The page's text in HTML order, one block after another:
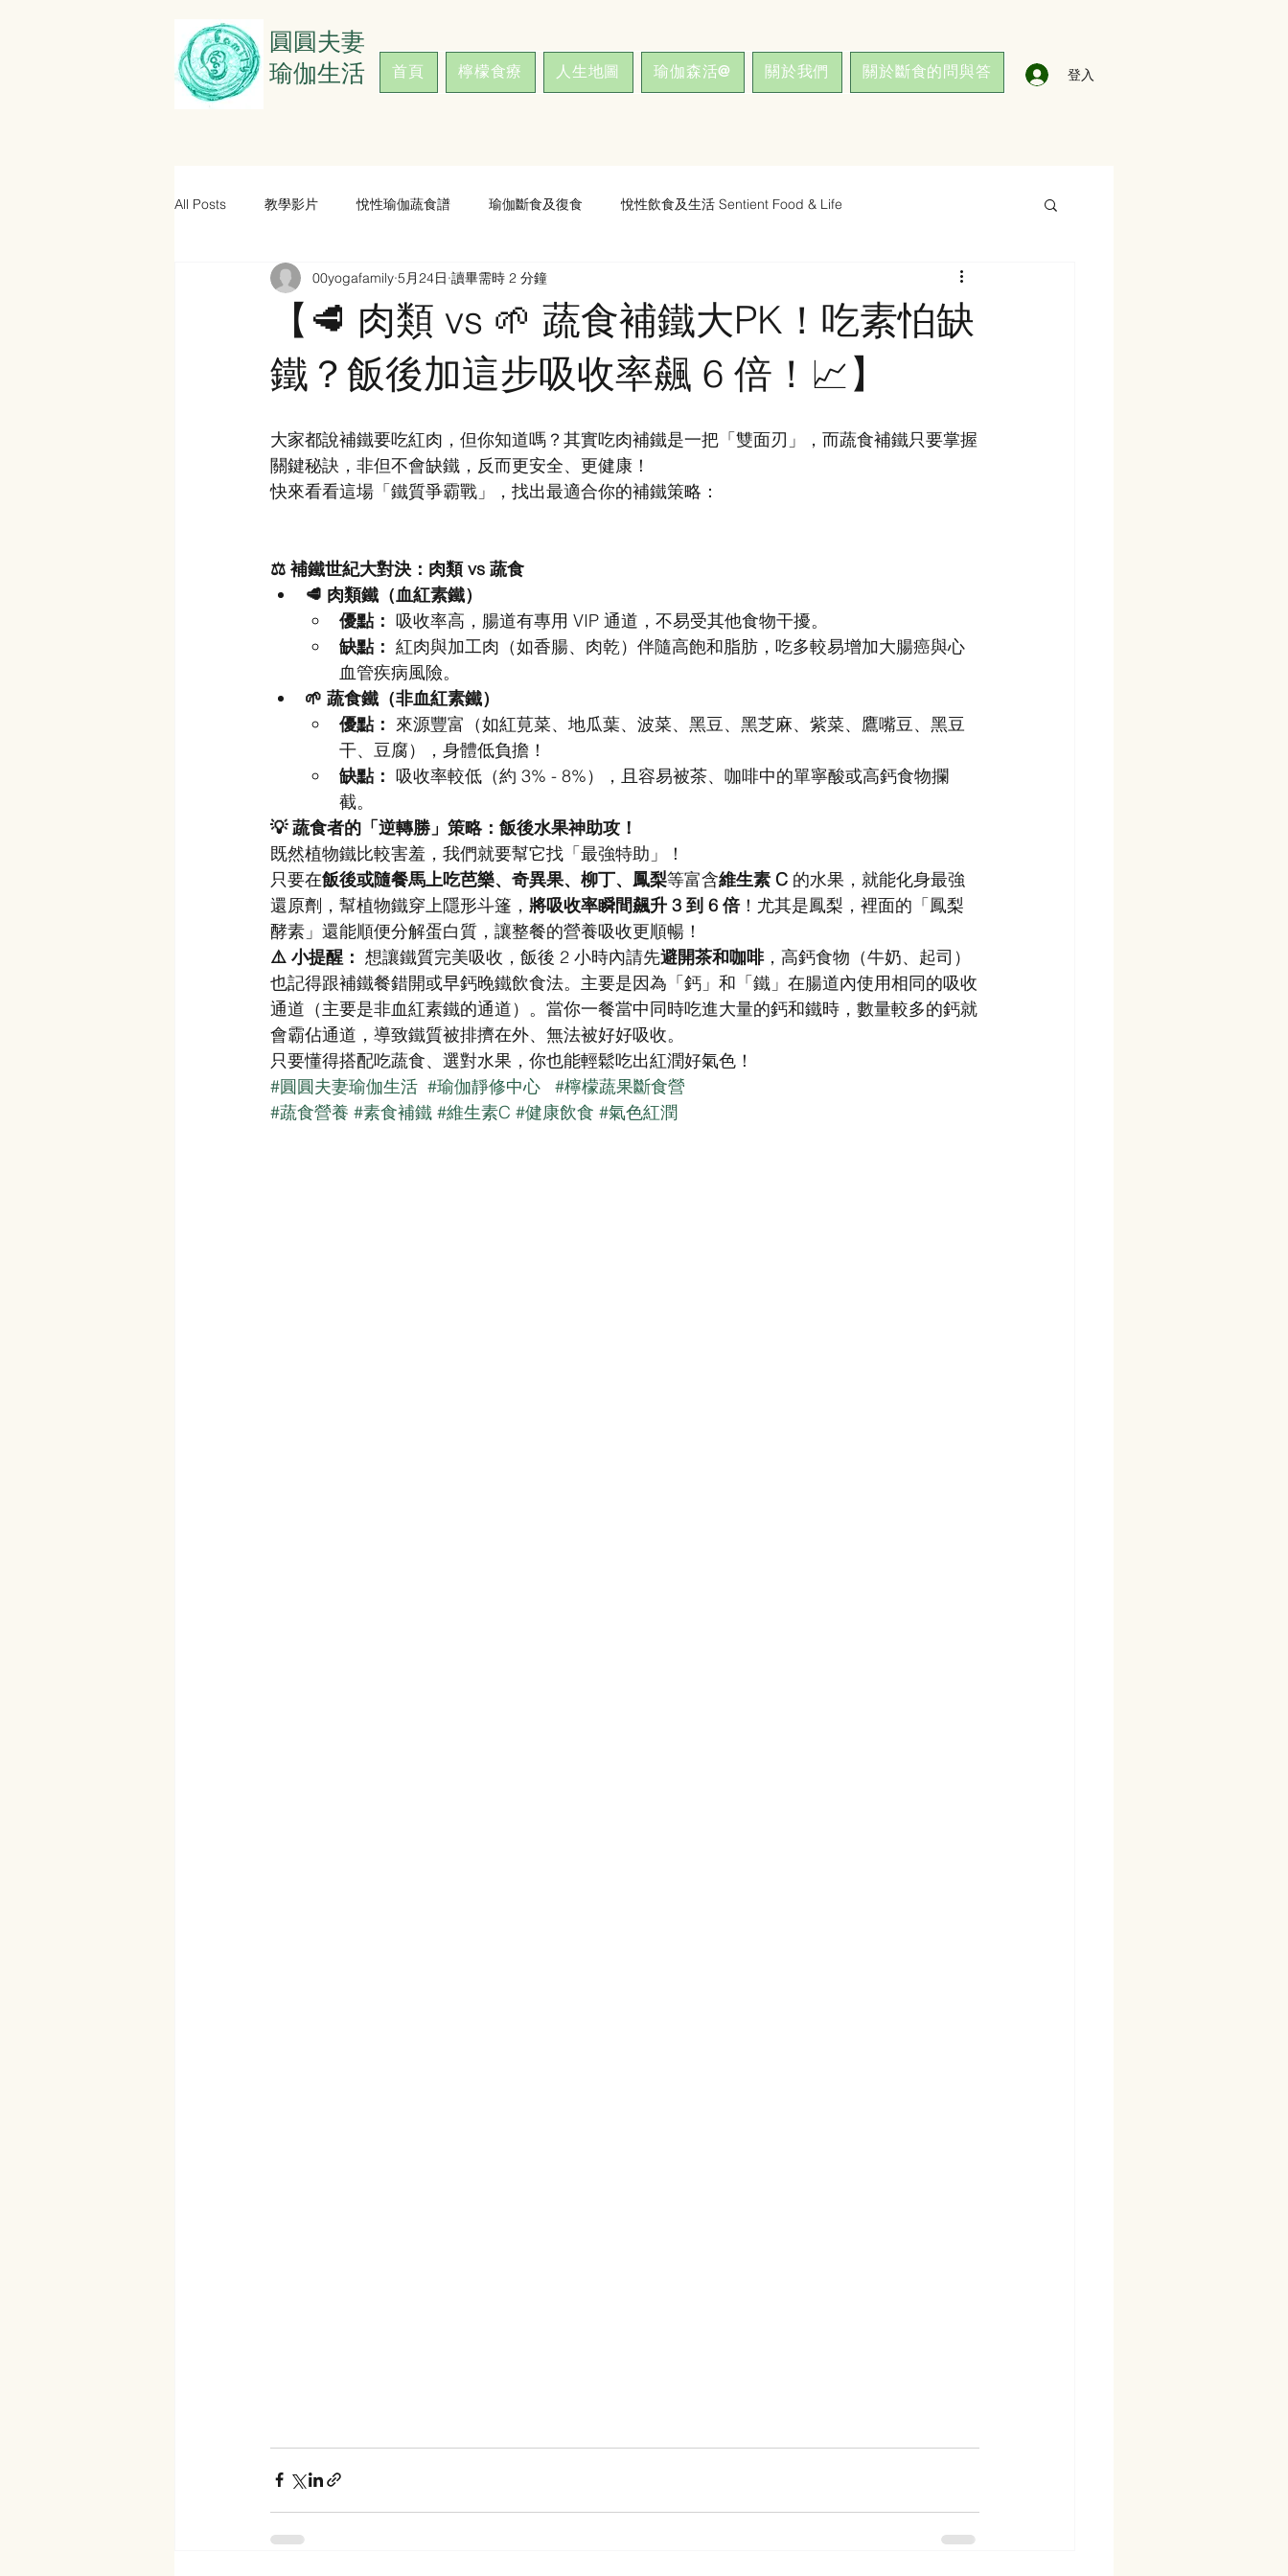
​圓圓夫妻
瑜伽生活
首頁 檸檬食療 人生地圖 瑜伽森活@ 關於我們 關於斷食的問與答 登入
All Posts 教學影片 悅性瑜伽蔬食譜 瑜伽斷食及復食 悅性飲食及生活 Sentient Food & Life
【🥩 肉類 vs 🌱 蔬食補鐵大PK！吃素怕缺
鐵？飯後加這步吸收率飆 6 倍！📈】
00yogafamily 5月24日 讀畢需時 2 分鐘
大家都說補鐵要吃紅肉，但你知道嗎？其實吃肉補鐵是一把「雙面刃」，而蔬食補鐵只要掌握
關鍵秘訣，非但不會缺鐵，反而更安全、更健康！
快來看看這場「鐵質爭霸戰」，找出最適合你的補鐵策略：
⚖️ 補鐵世紀大對決：肉類 vs 蔬食
🥩 肉類鐵（血紅素鐵）
優點： 吸收率高，腸道有專用 VIP 通道，不易受其他食物干擾。
缺點： 紅肉與加工肉（如香腸、肉乾）伴隨高飽和脂肪，吃多較易增加大腸癌與心
血管疾病風險。
🌱 蔬食鐵（非血紅素鐵）
優點： 來源豐富（如紅莧菜、地瓜葉、波菜、黑豆、黑芝麻、紫菜、鷹嘴豆、黑豆
干、豆腐），身體低負擔！
缺點： 吸收率較低（約 3% - 8%），且容易被茶、咖啡中的單寧酸或高鈣食物攔
截。
💡 蔬食者的「逆轉勝」策略：飯後水果神助攻！
既然植物鐵比較害羞，我們就要幫它找「最強特助」！
只要在飯後或隨餐馬上吃芭樂、奇異果、柳丁、鳳梨等富含維生素 C 的水果，就能化身最強
還原劑，幫植物鐵穿上隱形斗篷， 將吸收率瞬間飆升 3 到 6 倍！尤其是鳳梨，裡面的「鳳梨
酵素」還能順便分解蛋白質，讓整餐的營養吸收更順暢！
⚠️ 小提醒： 想讓鐵質完美吸收，飯後 2 小時內請先避開茶和咖啡，高鈣食物（牛奶、起司）
也記得跟補鐵餐錯開或早鈣晚鐵飲食法。主要是因為「鈣」和「鐵」在腸道內使用相同的吸收
通道（主要是非血紅素鐵的通道）。當你一餐當中同時吃進大量的鈣和鐵時，數量較多的鈣就
會霸佔通道，導致鐵質被排擠在外、無法被好好吸收。
只要懂得搭配吃蔬食、選對水果，你也能輕鬆吃出紅潤好氣色！
#圓圓夫妻瑜伽生活 #瑜伽靜修中心
#檸檬蔬果斷食營
#蔬食營養 #素食補鐵 #維生素C #健康飲食 #氣色紅潤